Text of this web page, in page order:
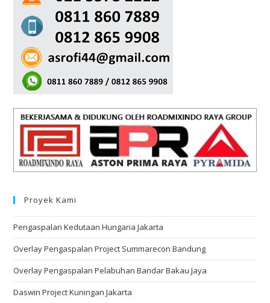
Proyek Kami
Pengaspalan Kedutaan Hungaria Jakarta
Overlay Pengaspalan Project Summarecon Bandung
Overlay Pengaspalan Pelabuhan Bandar Bakau Jaya
Daswin Project Kuningan Jakarta